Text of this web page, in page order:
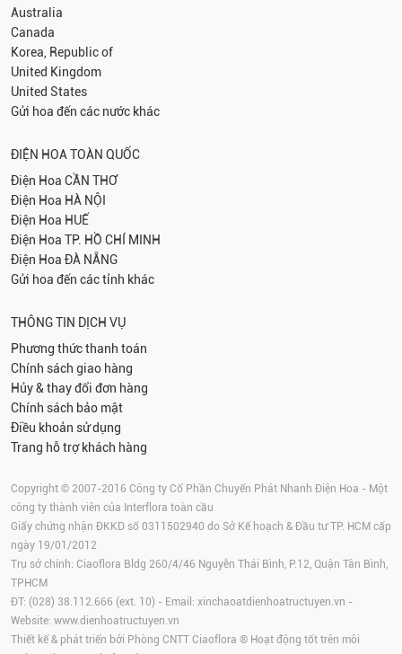
Australia
Canada
Korea, Republic of
United Kingdom
United States
Gửi hoa đến các nước khác
ĐIỆN HOA TOÀN QUỐC
Điện Hoa CẦN THƠ
Điện Hoa HÀ NỘI
Điện Hoa HUẾ
Điện Hoa TP. HỒ CHÍ MINH
Điện Hoa ĐÀ NẴNG
Gửi hoa đến các tỉnh khác
THÔNG TIN DỊCH VỤ
Phương thức thanh toán
Chính sách giao hàng
Hủy & thay đổi đơn hàng
Chính sách bảo mật
Điều khoản sử dụng
Trang hỗ trợ khách hàng
Copyright © 2007-2016 Công ty Cổ Phần Chuyển Phát Nhanh Điện Hoa - Một
công ty thành viên của Interflora toàn cầu
Giấy chứng nhận ĐKKD số 0311502940 do Sở Kế hoạch & Đầu tư TP. HCM cấp
ngày 19/01/2012
Trụ sở chính: Ciaoflora Bldg 260/4/46 Nguyễn Thái Bình, P.12, Quận Tân Bình,
TPHCM
ĐT: (028) 38.112.666 (ext. 10) - Email: xinchaoatdienhoatructuyen.vn -
Website: www.dienhoatructuyen.vn
Thiết kế & phát triển bởi Phòng CNTT Ciaoflora ® Hoạt động tốt trên môi